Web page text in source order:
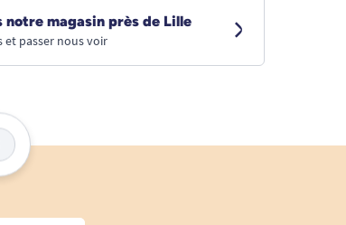
notre magasin près de Lille
et passer nous voir